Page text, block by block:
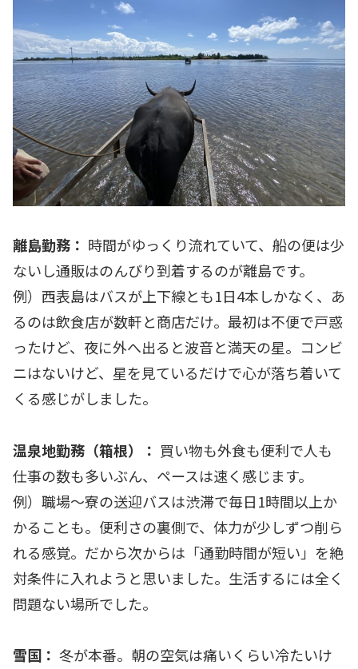
離島勤務： 時間がゆっくり流れていて、船の便は少
ないし通販はのんびり到着するのが離島です。
例）西表島はバスが上下線とも1日4本しかなく、あ
るのは飲食店が数軒と商店だけ。最初は不便で戸惑
ったけど、夜に外へ出ると波音と満天の星。コンビ
ニはないけど、星を見ているだけで心が落ち着いて
くる感じがしました。
温泉地勤務（箱根）： 買い物も外食も便利で人も
仕事の数も多いぶん、ペースは速く感じます。
例）職場〜寮の送迎バスは渋滞で毎日1時間以上か
かることも。便利さの裏側で、体力が少しずつ削ら
れる感覚。だから次からは「通勤時間が短い」を絶
対条件に入れようと思いました。生活するには全く
問題ない場所でした。
雪国： 冬が本番。朝の空気は痛いくらい冷たいけ